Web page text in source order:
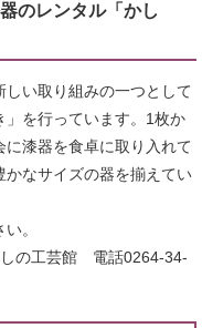
のレンタル「かし
い取り組みの一つとして
」を行っています。1枚か
漆器を食卓に取り入れて
なサイズの器を揃えてい
。
の工芸館 電話0264-34-